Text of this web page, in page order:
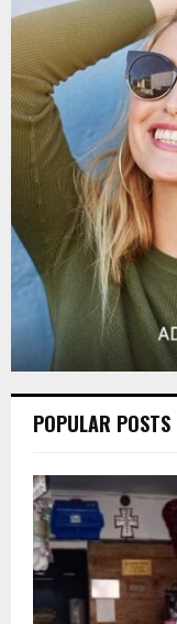
h
f
o
r
:
POPULAR POSTS